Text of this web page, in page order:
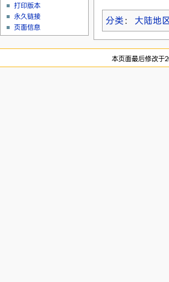
分类 ： 大陆地
打印版本
永久链接
页面信息
本页面最后修改于